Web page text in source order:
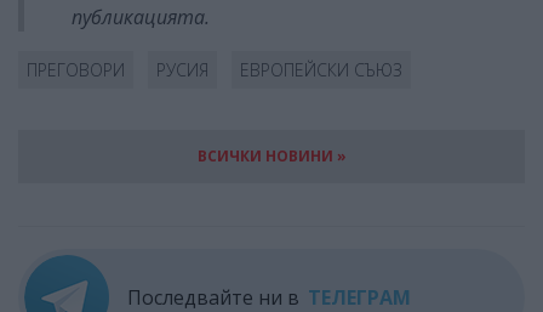
публикацията.
ПРЕГОВОРИ РУСИЯ ЕВРОПЕЙСКИ СЪЮЗ
ВСИЧКИ НОВИНИ »
Последвайте ни в ТЕЛЕГРАМ